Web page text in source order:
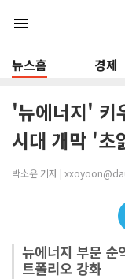
menu
뉴스홈 경제
'뉴에너지' 키
시대 개막 '초
박소윤 기자 |
뉴에너지 부문
트폴리오 강화